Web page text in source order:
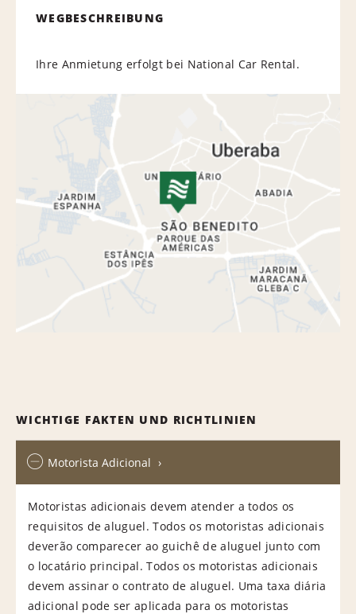
WEGBESCHREIBUNG
Ihre Anmietung erfolgt bei National Car Rental.
WICHTIGE FAKTEN UND RICHTLINIEN
Motorista Adicional
Motoristas adicionais devem atender a todos os
requisitos de aluguel. Todos os motoristas adicionais
deverão comparecer ao guichê de aluguel junto com
o locatário principal. Todos os motoristas adicionais
devem assinar o contrato de aluguel. Uma taxa diária
adicional pode ser aplicada para os motoristas